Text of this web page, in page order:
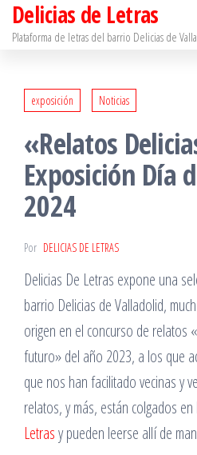
SaltarDelicias de Letras
Plataforma de letras del barrio Delicias de
exposición Noticias
«Relatos
Exposición Día
2024
Por DELICIAS DE LETRAS
Delicias De Letras expone una
barrio Delicias de Valladolid,
origen en el concurso de relatos
futuro» del año 2023, a los que
que nos han facilitado vecinas y
relatos, y más, están colgados
Letrasy pueden leerse allí de